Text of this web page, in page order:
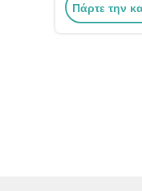
για την
Πάρτε την